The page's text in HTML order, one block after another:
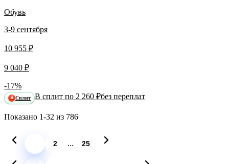
Обувь
3-9 сентября
10 955 ₽
9 040 ₽
-17%
Я Сплит В сплит по 2 260 ₽без переплат
Показано 1-32 из 786
2 ... 25